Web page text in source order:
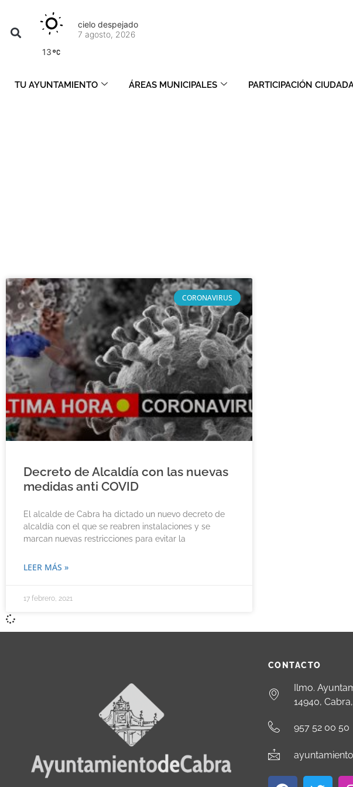
13
cielo despejado
7 agosto, 2026
TU AYUNTAMIENTO ÁREAS MUNICIPALES PARTICIPACIÓN
CORONAVIRUS
Decreto de Alcaldía con las nuevas
medidas anti COVID
El alcalde de Cabra ha dictado un nuevo decreto de
alcaldía con el que se reabren instalaciones y se
marcan nuevas restricciones para evitar la
LEER MÁS »
17 febrero, 2021
CONTACTO
Ilmo.
14940,
957 52 00 50